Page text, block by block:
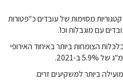
מסוימות של עובדים כ"פטורות
הצומחות ביותר באיחוד האירופי
ב-2021.
ביותר למשקיעים זרים.